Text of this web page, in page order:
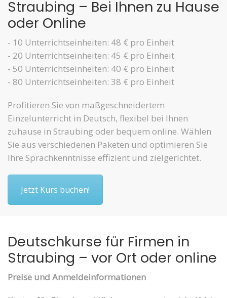
Straubing – Bei Ihnen zu Hause
oder Online
- 10 Unterrichtseinheiten: 48 € pro Einheit
- 20 Unterrichtseinheiten: 45 € pro Einheit
- 50 Unterrichtseinheiten: 40 € pro Einheit
- 80 Unterrichtseinheiten: 38 € pro Einheit
Profitieren Sie von maßgeschneidertem
Einzelunterricht in Deutsch, flexibel bei Ihnen
zuhause in Straubing oder bequem online. Wählen
Sie aus verschiedenen Paketen und optimieren Sie
Ihre Sprachkenntnisse effizient und zielgerichtet.
Jetzt Kurs buchen!
Deutschkurse für Firmen in
Straubing – vor Ort oder online
Preise und Anmeldeinformationen